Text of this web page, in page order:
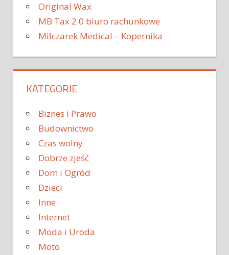
Original Wax
MB Tax 2.0 biuro rachunkowe
Milczarek Medical – Kopernika
KATEGORIE
Biznes i Prawo
Budownictwo
Czas wolny
Dobrze zjeść
Dom i Ogród
Dzieci
Inne
Internet
Moda i Uroda
Moto